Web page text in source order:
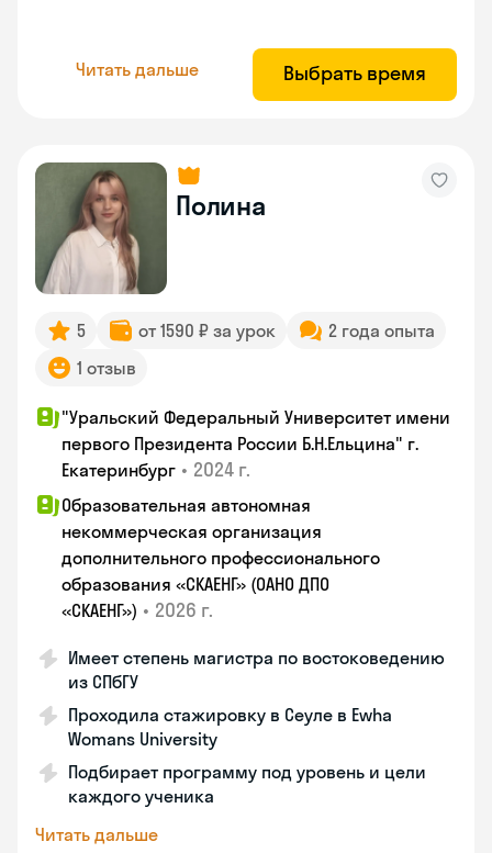
Читать дальше Выбрать время
Полина
5 от 1590 ₽ за урок
2 года опыта
1 отзыв
"Уральский Федеральный Университет имени
первого Президента России Б.Н.Ельцина" г.
Екатеринбург • 2024 г.
Образовательная автономная
некоммерческая организация
дополнительного профессионального
образования «СКАЕНГ» (ОАНО ДПО
«СКАЕНГ») • 2026 г.
Имеет степень магистра по востоковедению
из СПбГУ
Проходила стажировку в Сеуле в Ewha
Womans University
Подбирает программу под уровень и цели
каждого ученика
Читать дальше